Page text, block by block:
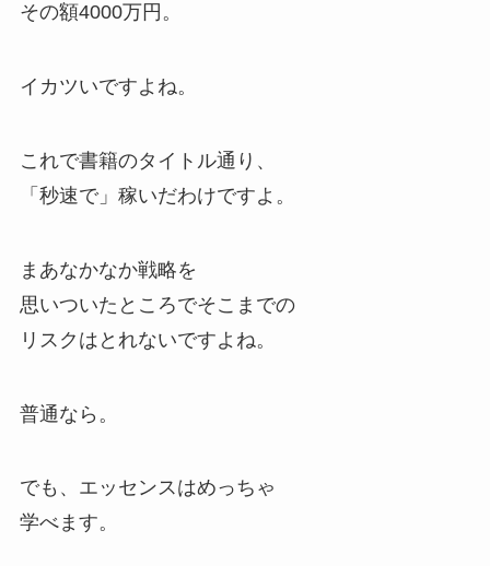
その額4000万円。
イカツいですよね。
これで書籍のタイトル通り、
「秒速で」稼いだわけですよ。
まあなかなか戦略を
思いついたところでそこまでの
リスクはとれないですよね。
普通なら。
でも、エッセンスはめっちゃ
学べます。